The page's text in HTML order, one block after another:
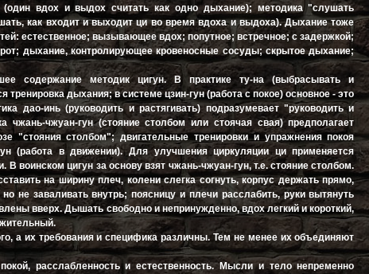
(один вдох и выдох считать как одно дыхание); методика "слушать
как входит и выходит ци во время вдоха и выдоха). Дыхание тоже
естественное; вызывающее вдох; попутное; встречное; с задержкой;
дыхание, контролирующее кровеносные сосуды; скрытое дыхание;
содержание методик цигун. В практике ту-на (выбрасывать и
тренировка дыхания; в системе цзин-гун (работа с покое) основное - это
дао-инь (руководить и растягивать) подразумевает "руководить и
чжань-чжуан-гун (стояние столбом или стоячая свая) предполагает
"стояния столбом"; двигательные тренировки и упражнения покоя
(работа в движении). Для улучшения циркуляции ци применяется
В воинском цигун за основу взят чжань-чжуан-гун, т.е. стояние столбом.
на ширину плеч, колени слегка согнуть, корпус держать прямо,
не заваливать внутрь; поясницу и плечи расслабить, руки вытянуть
вверх. Дышать свободно и непринужденно, вдох легкий и короткий,
а их требования и специфика различны. Тем не менее их объединяют
расслабленность и естественность. Мысли и тело непременно